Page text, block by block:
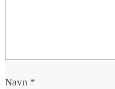
Navn *